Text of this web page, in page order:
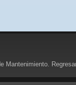
Mantenimiento.